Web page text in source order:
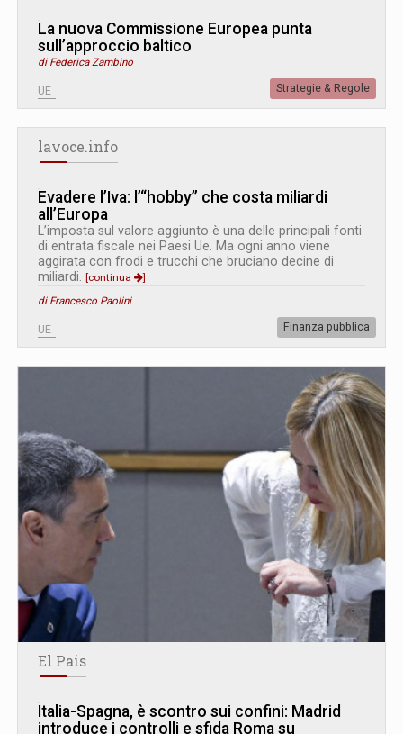
La nuova Commissione Europea punta
sull’approccio baltico
di Federica Zambino
UE Strategie & Regole
lavoce.info
Evadere l’Iva: l’“hobby” che costa miliardi
all’Europa
L’imposta sul valore aggiunto è una delle principali fonti
di entrata fiscale nei Paesi Ue. Ma ogni anno viene
aggirata con frodi e trucchi che bruciano decine di
miliardi. [continua
]
di Francesco Paolini
UE Finanza pubblica
El Pais
Italia-Spagna, è scontro sui confini: Madrid
introduce i controlli e sfida Roma su